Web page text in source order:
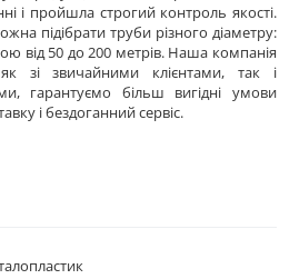
і пройшла строгий контроль якості.
підібрати труби різного діаметру:
від 50 до 200 метрів. Наша компанія
зі звичайними клієнтами, так і
гарантуємо більш вигідні умови
і бездоганний сервіс.